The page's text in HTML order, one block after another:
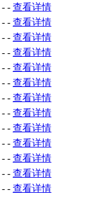
- - 查看详情
- - 查看详情
- - 查看详情
- - 查看详情
- - 查看详情
- - 查看详情
- - 查看详情
- - 查看详情
- - 查看详情
- - 查看详情
- - 查看详情
- - 查看详情
- - 查看详情